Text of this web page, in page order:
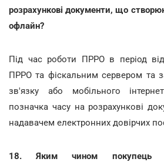
розрахункові документи, що
офлайн?
Під час роботи ПРРО в період
ПРРО та фіскальним сервером та
зв'язку або мобільного
позначка часу на розрахункові
надавачем електронних довірчих
18. Яким чином покупець